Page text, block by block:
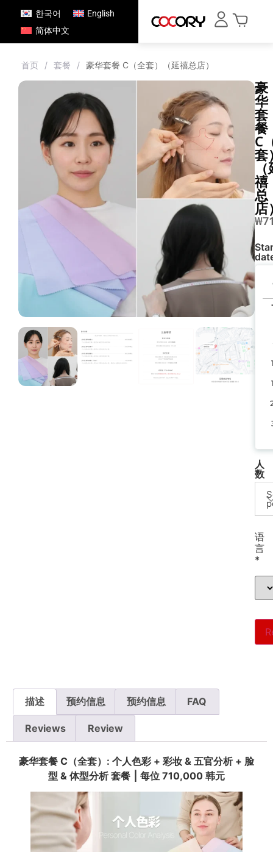
한국어
English
简体中文
首页 / 套餐 / 豪华套餐 C（全套）（延禧总店）
豪
华
套
餐
C
套
（
禧
总
店
₩
人
数
语
言
*
描述 预约信息 预约信息 FAQ
Reviews Review
豪华套餐 C（全套）: 个人色彩 + 彩妆 & 五官分析 + 脸
型 & 体型分析 套餐 ⎮ 每位 710,000 韩元